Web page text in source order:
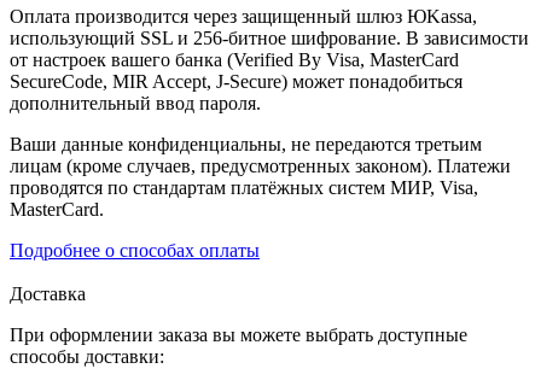
Оплата производится через защищенный шлюз ЮKassa,
использующий SSL и 256-битное шифрование. В зависимости
от настроек вашего банка (Verified By Visa, MasterCard
SecureCode, MIR Accept, J-Secure) может понадобиться
дополнительный ввод пароля.
Ваши данные конфиденциальны, не передаются третьим
лицам (кроме случаев, предусмотренных законом). Платежи
проводятся по стандартам платёжных систем МИР, Visa,
MasterCard.
Подробнее о способах оплаты
Доставка
При оформлении заказа вы можете выбрать доступные
способы доставки: